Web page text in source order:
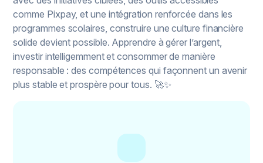
comme Pixpay, et une intégration renforcée dans les
programmes scolaires, construire une culture financière
solide devient possible. Apprendre à gérer l’argent,
investir intelligemment et consommer de manière
responsable : des compétences qui façonnent un avenir
plus stable et prospère pour tous. 🚀✨